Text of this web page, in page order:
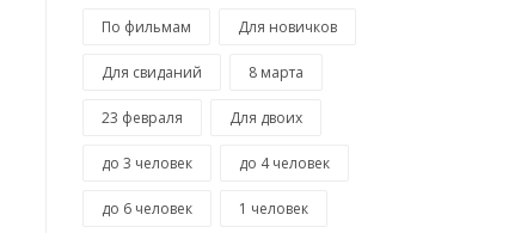
По фильмам Для новичков
Для свиданий 8 марта
23 февраля Для двоих
до 3 человек до 4 человек
до 6 человек 1 человек